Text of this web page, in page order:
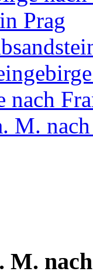
Prag
nach
M. nach
M.